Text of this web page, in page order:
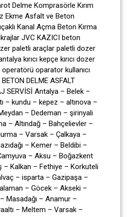
Delme Komprasörle Kırım
Ekme Asfalt ve Beton
Kanal Açma Beton Kırma
JVC KAZICI beton
paletli araçlar paletli dozer
kırıcı kepçe kırıcı dozer
oparator kullanıcı
DELME ASFALT
SERVİSİ Antalya – Belek –
– kundu – kepez – altınova –
– Dedeman – şirinyali
– Altındağ – Bahçelievler –
– Varsak – Çalkaya –
– Kemer – Beldibi –
– Aksu – Boğazkent
– Kalkan – Fethiye – Korkuteli
– isparta – Gazipaşa –
– Göcek – Akseki –
Masadağı – Anamur –
– Meltem – Varsak –